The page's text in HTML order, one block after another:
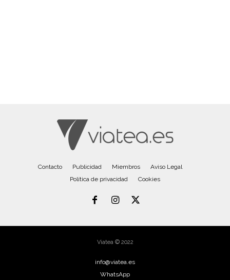
Contacto Publicidad Miembros
Aviso Legal
Política de privacidad
Cookies
Viatea © 2022
info@viatea.es
WhatsApp